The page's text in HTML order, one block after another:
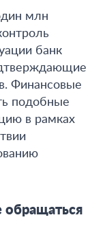
млн
банк
. Финансовые
подобные
в рамках
обращаться